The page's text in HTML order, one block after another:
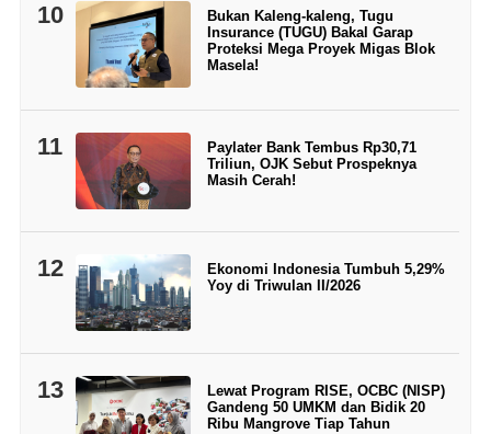
10
Bukan Kaleng-kaleng, Tugu
Insurance (TUGU) Bakal Garap
Proteksi Mega Proyek Migas Blok
Masela!
11
Paylater Bank Tembus Rp30,71
Triliun, OJK Sebut Prospeknya
Masih Cerah!
12
Ekonomi Indonesia Tumbuh 5,29%
Yoy di Triwulan II/2026
13
Lewat Program RISE, OCBC (NISP)
Gandeng 50 UMKM dan Bidik 20
Ribu Mangrove Tiap Tahun